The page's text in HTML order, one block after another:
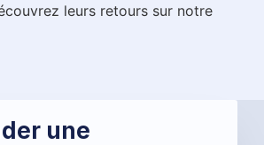
leurs retours sur notre
une